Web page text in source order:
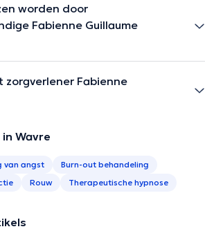
worden door
Fabienne Guillaume
zorgverlener Fabienne
Wavre
van angst
Burn-out behandeling
Rouw Therapeutische hypnose